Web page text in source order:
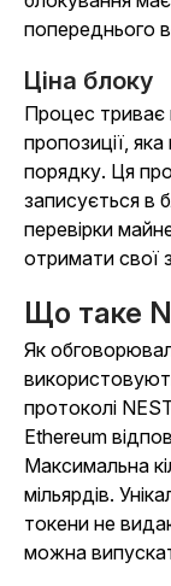
попереднього
Ціна блоку
Процес триває
пропозиції,
порядку. Ця
записується в
перевірки
отримати свої
Що таке
Як
протоколі
Ethereum
Максимальна
мільярдів.
токени не
можна